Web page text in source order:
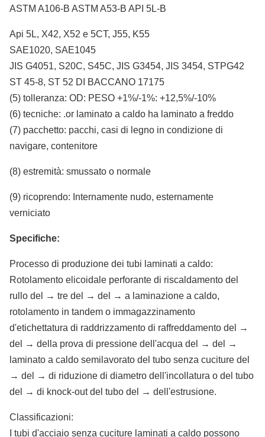
ASTM A106-B ASTM A53-B API 5L-B
Api 5L, X42, X52 e 5CT, J55, K55
SAE1020, SAE1045
JIS G4051, S20C, S45C, JIS G3454, JIS 3454, STPG42
ST 45-8, ST 52 DI BACCANO 17175
(5) tolleranza: OD: PESO +1%/-1%: +12,5%/-10%
(6) tecniche: .or laminato a caldo ha laminato a freddo
(7) pacchetto: pacchi, casi di legno in condizione di
navigare, contenitore
(8) estremità: smussato o normale
(9) ricoprendo: Internamente nudo, esternamente
verniciato
Specifiche:
Processo di produzione dei tubi laminati a caldo:
Rotolamento elicoidale perforante di riscaldamento del
rullo del → tre del → del → a laminazione a caldo,
rotolamento in tandem o immagazzinamento
d'etichettatura di raddrizzamento di raffreddamento del →
del → della prova di pressione dell'acqua del → del →
laminato a caldo semilavorato del tubo senza cuciture del
→ del → di riduzione di diametro dell'incollatura o del tubo
del → di knock-out del tubo del → dell'estrusione.
Classificazioni:
I tubi d'acciaio senza cuciture laminati a caldo possono